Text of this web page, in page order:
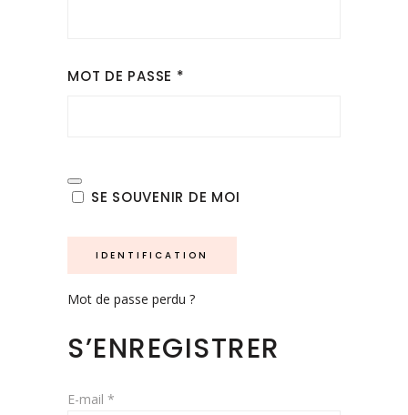
MOT DE PASSE *
SE SOUVENIR DE MOI
IDENTIFICATION
Mot de passe perdu ?
S’ENREGISTRER
E-mail *